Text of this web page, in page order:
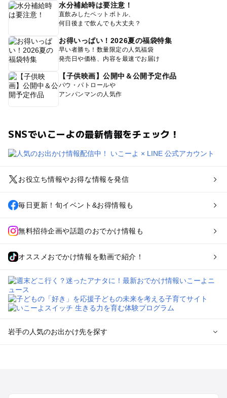
水分補給時は要注意！
直飲みしたペットボトル、
何日後まで飲んでも大丈夫？
お得いっぱい！2026夏の福袋特集
早い者勝ち！数量限定の人気福袋
発売日や価格、内容を最速でお届け
【子供映画】公開中＆公開予定作品
パウ・パトロールや
アンパンマンの人気作
SNSでいこーよの最新情報をチェック！
お役立ち情報やお得な情報を発信
毎日更新！旬イベント&お得情報も
無料招待企画や話題のおでかけ情報も
オススメおでかけ情報を動画で紹介！
岩手の人気のお出かけ先を探す